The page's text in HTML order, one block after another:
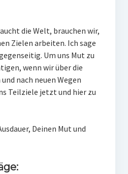
die Welt, brauchen wir,
Zielen arbeiten. Ich sage
Um uns Mut zu
wenn wir über die
nach neuen Wegen
Teilziele jetzt und hier zu
Deinen Mut und